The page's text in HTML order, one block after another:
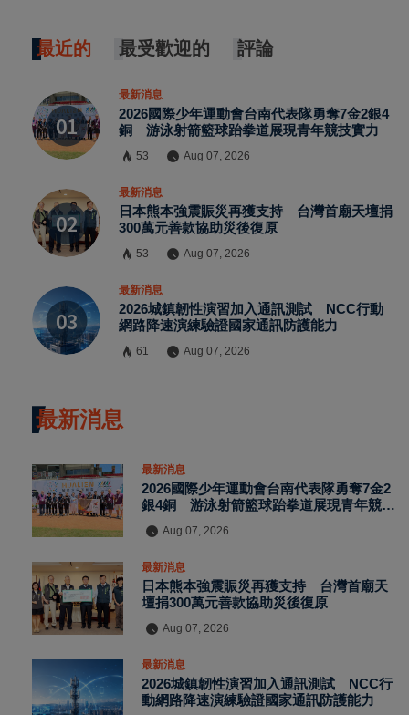
最近的 最受歡迎的 評論
最新消息
2026國際少年運動會台南代表隊勇奪7金2銀4
銅 游泳射箭籃球跆拳道展現青年競技實力
53 Aug 07, 2026
最新消息
日本熊本強震賑災再獲支持 台灣首廟天壇捐
300萬元善款協助災後復原
53 Aug 07, 2026
最新消息
2026城鎮韌性演習加入通訊測試 NCC行動
網路降速演練驗證國家通訊防護能力
61 Aug 07, 2026
最新消息
最新消息
2026國際少年運動會台南代表隊勇奪7金2
銀4銅 游泳射箭籃球跆拳道展現青年競技
Aug 07, 2026
最新消息
日本熊本強震賑災再獲支持 台灣首廟天
壇捐300萬元善款協助災後復原
Aug 07, 2026
最新消息
2026城鎮韌性演習加入通訊測試 NCC行
動網路降速演練驗證國家通訊防護能力